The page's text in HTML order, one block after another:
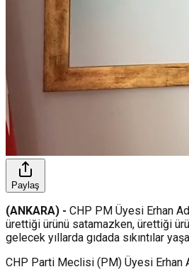
Paylaş
(ANKARA) - CHP PM Üyesi Erhan
ürettiği ürünü satamazken, ürettiği
gelecek yıllarda gıdada sıkıntılar
CHP Parti Meclisi (PM) Üyesi Erhan